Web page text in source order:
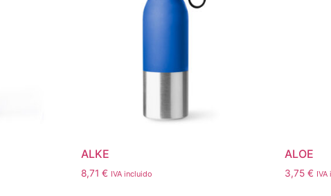
ALKE
8,71 € IVA incluido
ALOE
3,75€ IVA